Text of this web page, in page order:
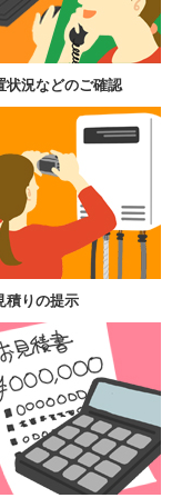
状況などのご確認
積りの提示